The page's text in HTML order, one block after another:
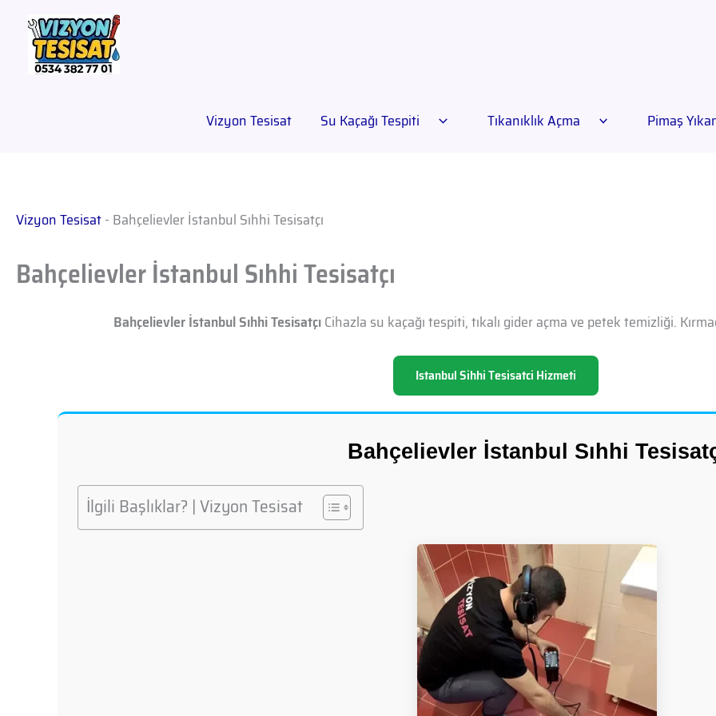
Vizyon Tesisat Su Kaçağı Tespiti Tıkanıklık Açma Pimaş
Vizyon Tesisat- Bahçelievler İstanbul Sıhhi Tesisatçı
Bahçelievler İstanbul Sıhhi Tesisatçı
Bahçelievler İstanbul Sıhhi TesisatçıCihazla su kaçağı tespiti, tıkalı gider açma ve petek temizliği.
Istanbul Sihhi Tesisatci Hizmeti
Bahçelievler İstanbul Sıhhi
İlgili Başlıklar? | Vizyon Tesisat